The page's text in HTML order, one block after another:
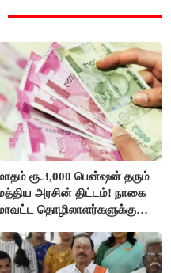
ரூ.3,000 பென்ஷன் தரும்
அரசின் திட்டம்! நாகை
தொழிலாளர்களுக்கு
செய்தி!